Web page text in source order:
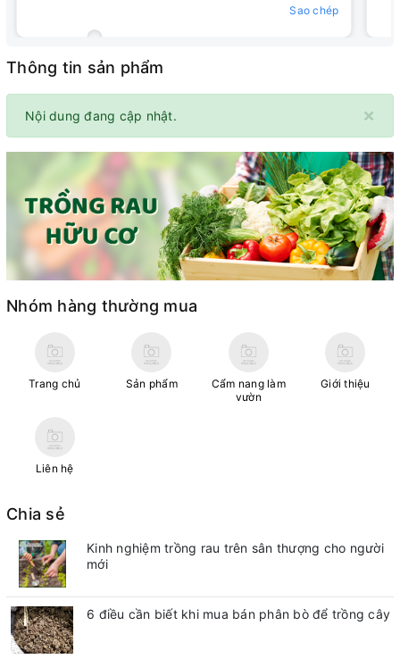
Sao chép
Thông tin sản phẩm
×
Nội dung đang cập nhật.
Nhóm hàng thường mua
Trang chủ Sản phẩm
Cẩm nang làm
vườn
Giới thiệu
Liên hệ
Chia sẻ
Kinh nghiệm trồng rau trên sân thượng cho người
mới
6 điều cần biết khi mua bán phân bò để trồng cây